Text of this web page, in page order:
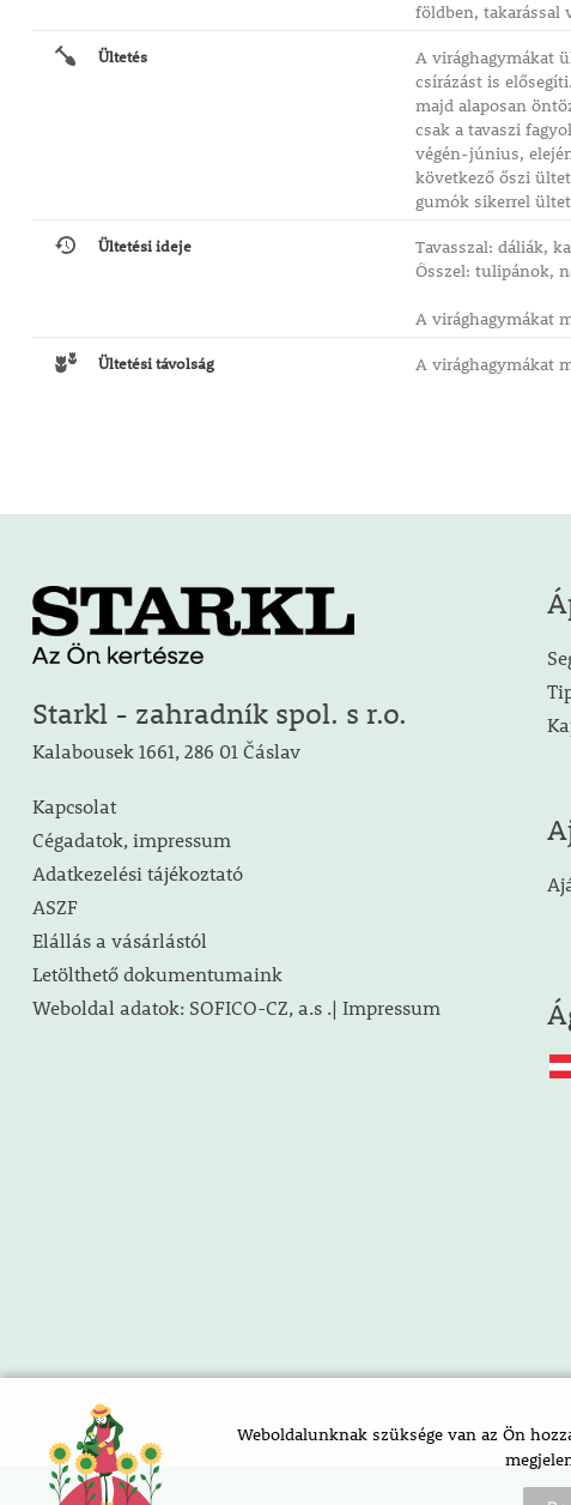
földben, takarással
Ültetés
A virághagymákat
csírázást is
majd alaposan
csak a tavaszi
végén-június,
következő őszi
gumók sikerrel
Ültetési ideje
Tavasszal: dáliák,
Ősszel: tulipánok,
A virághagymákat
Ültetési távolság A virághagymákat
Starkl - zahradník spol. s r.o.
Kalabousek 1661, 286 01 Čáslav
Kapcsolat
Cégadatok, impressum
Adatkezelési tájékoztató
ASZF
Elállás a vásárlástól
Letölthető dokumentumaink
Weboldal adatok: SOFICO-CZ, a.s .| Impressum
Weboldalunknak szüksége van az Ön